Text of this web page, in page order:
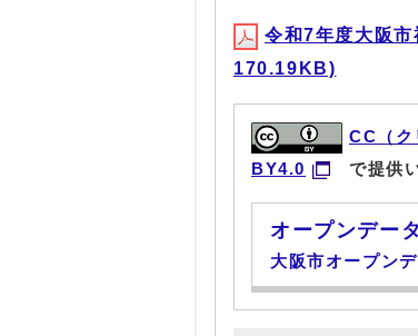
令和7年度大阪
170.19KB)
CC（ク
BY4.0
で提供
オープンデー
大阪市オープン